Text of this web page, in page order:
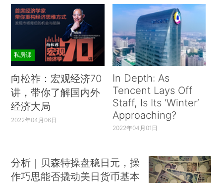
私房课
向松祚：宏观经济70
讲，带你了解国内外
经济大局
2022年04月06日
In Depth: As
Tencent Lays Off
Staff, Is Its ‘Winter’
Approaching?
2022年04月01日
分析｜贝森特操盘稳日元，操
作巧思能否撬动美日货币基本